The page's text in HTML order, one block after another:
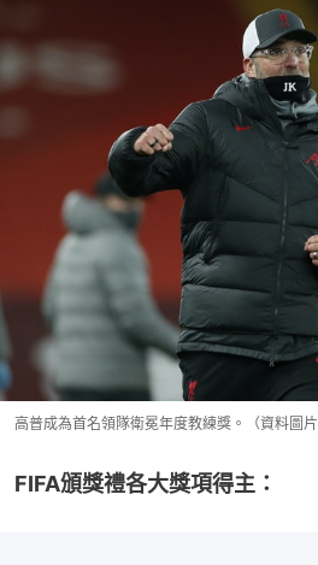
高普成為首名領隊衛冕年度教練獎。（資料圖
FIFA頒獎禮各大獎項得主：